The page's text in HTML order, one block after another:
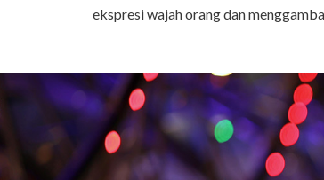
ekspresi wajah orang dan